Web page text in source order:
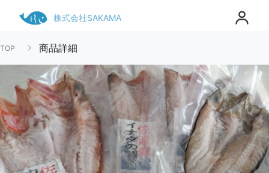
株式会社SAKAMA
TOP 商品詳細